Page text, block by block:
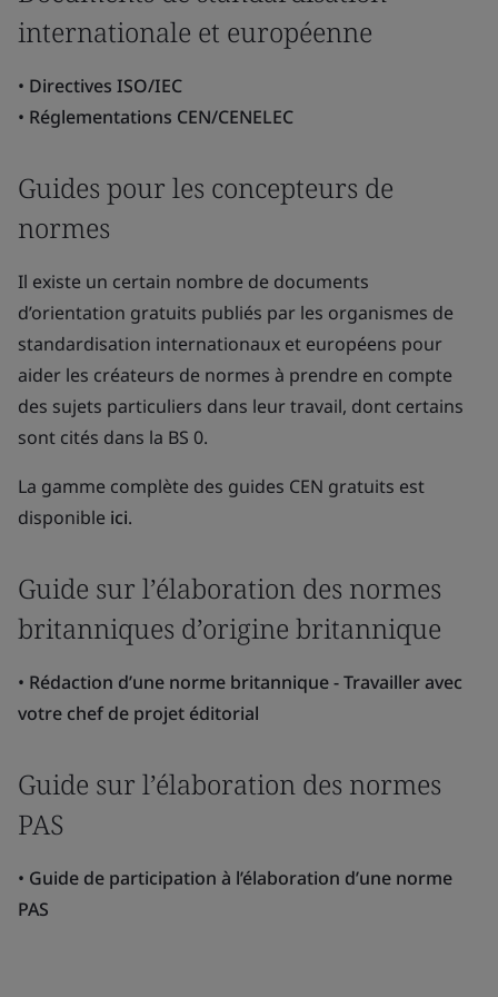
internationale et européenne
• Directives ISO/IEC
• Réglementations CEN/CENELEC
Guides pour les concepteurs de
normes
Il existe un certain nombre de documents
d’orientation gratuits publiés par les organismes de
standardisation internationaux et européens pour
aider les créateurs de normes à prendre en compte
des sujets particuliers dans leur travail, dont certains
sont cités dans la BS 0.
La gamme complète des guides CEN gratuits est
disponible ici.
Guide sur l’élaboration des normes
britanniques d’origine britannique
• Rédaction d’une norme britannique - Travailler avec
votre chef de projet éditorial
Guide sur l’élaboration des normes
PAS
• Guide de participation à l’élaboration d’une norme
PAS